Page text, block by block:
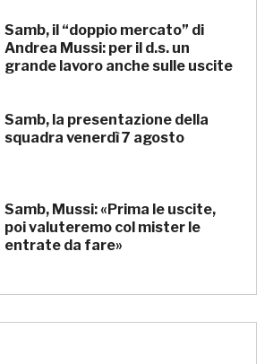
Samb, il “doppio mercato” di
Andrea Mussi: per il d.s. un
grande lavoro anche sulle uscite
Samb, la presentazione della
squadra venerdì 7 agosto
Samb, Mussi: «Prima le uscite,
poi valuteremo col mister le
entrate da fare»